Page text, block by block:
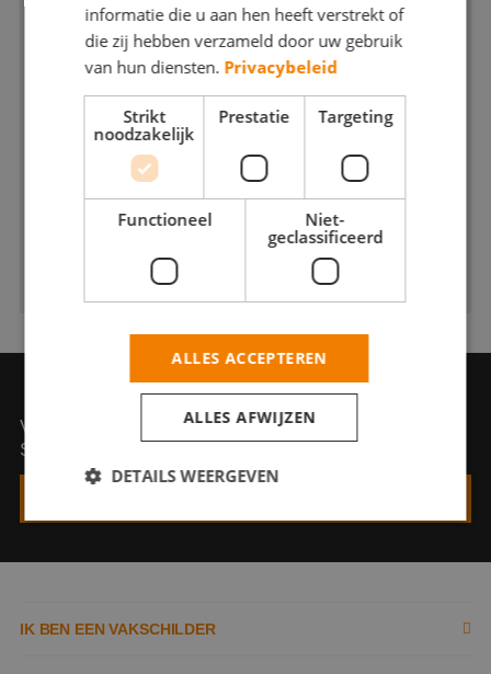
VRAAG EEN OFFERTE AAN
Vraag een offerte aan bij Finished Colours
Schilderwerken
IK BEN EEN VAKSCHILDER
informatie die u aan hen heeft verstrekt of
die zij hebben verzameld door uw gebruik
van hun diensten. Privacybeleid
Strikt
noodzakelijk
Prestatie Targeting
Functioneel
Niet-
geclassificeerd
ALLES ACCEPTEREN
ALLES AFWIJZEN
DETAILS WEERGEVEN
Strikt noodzakelijk Prestatie
Targeting
Strikt noodzakelijke cookies maken de